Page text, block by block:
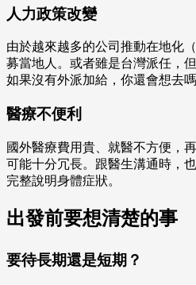
人力政策改變
由於越來越多的公司推動在地化
募當地人。或者雖是台灣派任，
如果沒有外派加給，你還會想去
醫療不便利
國外醫療費用貴、就醫不方便，
可能十分冗長。跟醫生溝通時，
完整說明身體症狀。
出發前要想清楚的事
要待長期還是短期？